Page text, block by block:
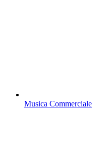
Musica Commerciale